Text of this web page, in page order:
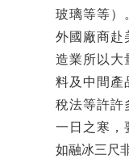
玻璃等等）
外國廠商赴
造業所以大
料及中間產
稅法等許許
一日之寒，
如融冰三尺